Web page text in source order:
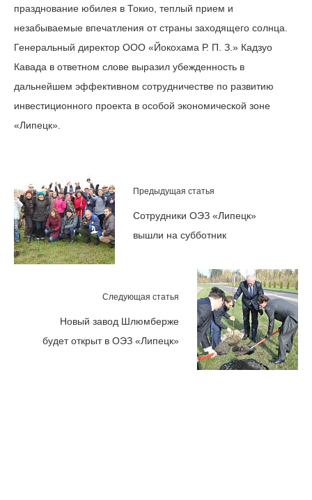
празднование юбилея в Токио, теплый прием и
незабываемые впечатления от страны заходящего солнца.
Генеральный директор ООО «Йокохама Р. П. З.» Кадзуо
Кавада в ответном слове выразил убежденность в
дальнейшем эффективном сотрудничестве по развитию
инвестиционного проекта в особой экономической зоне
«Липецк».
Предыдущая статья
Сотрудники ОЭЗ «Липецк»
вышли на субботник
Следующая статья
Новый завод Шлюмберже
будет открыт в ОЭЗ «Липецк»